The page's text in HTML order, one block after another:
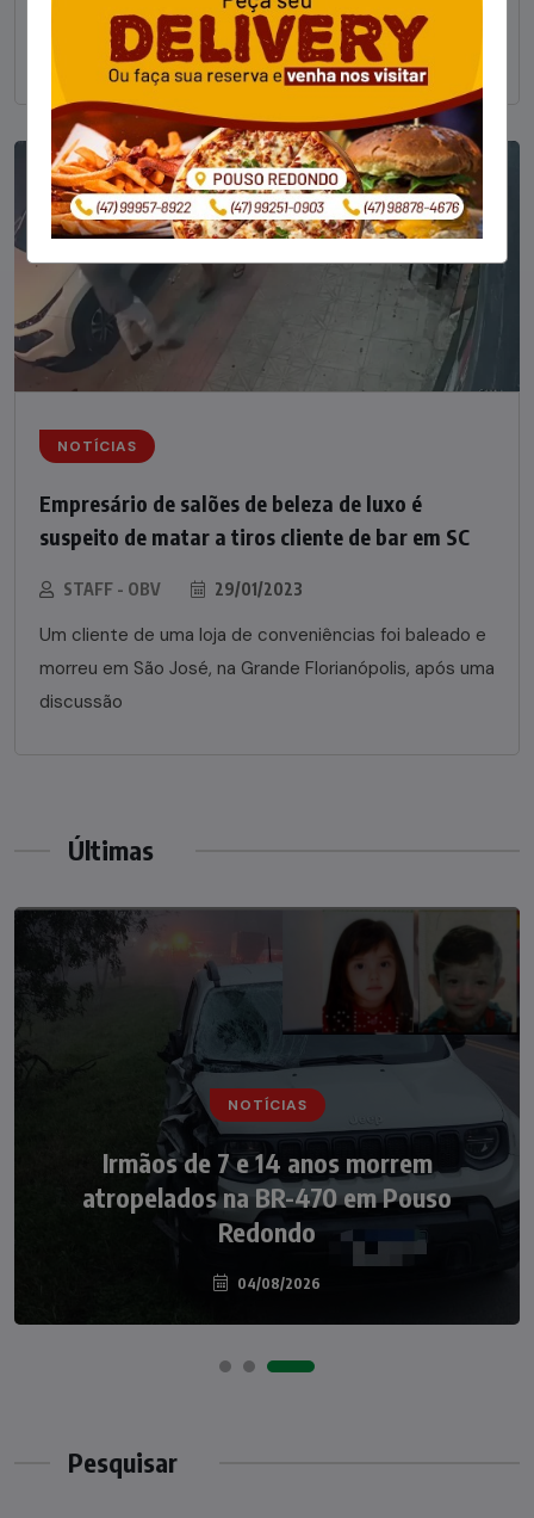
um delegado aposentado em um bar de Criciúma, no
Sul catarinense, foi
NOTÍCIAS
Empresário de salões de beleza de luxo é
suspeito de matar a tiros cliente de bar em SC
STAFF - OBV 29/01/2023
Um cliente de uma loja de conveniências foi baleado e
morreu em São José, na Grande Florianópolis, após uma
discussão
Últimas
NOTÍCIAS
Irmãos de 7 e 14 anos morrem
atropelados na BR-470 em Pouso
Redondo
04/08/2026
NOTÍCIAS
Nádia Menegazzi leva o nome de Taió ao
palco do Programa Silvio Santos
07/08/2026
Pesquisar